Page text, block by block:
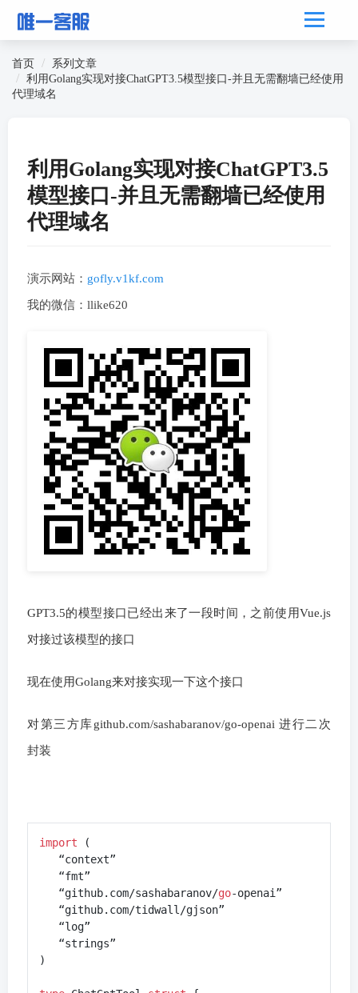
首页
系列文章
利用Golang实现对接ChatGPT3.5模型接口-并且无需翻墙已经使用
代理域名
利用Golang实现对接ChatGPT3.5
模型接口-并且无需翻墙已经使用
代理域名
演示网站： gofly.v1kf.com
我的微信：llike620
GPT3.5的模型接口已经出来了一段时间，之前使用Vue.js
对接过该模型的接口
现在使用Golang来对接实现一下这个接口
对第三方库github.com/sashabaranov/go-openai 进行二次
封装
import (
“context”
“fmt”
“github.com/sashabaranov/go-openai”
“github.com/tidwall/gjson”
“log”
“strings”
)